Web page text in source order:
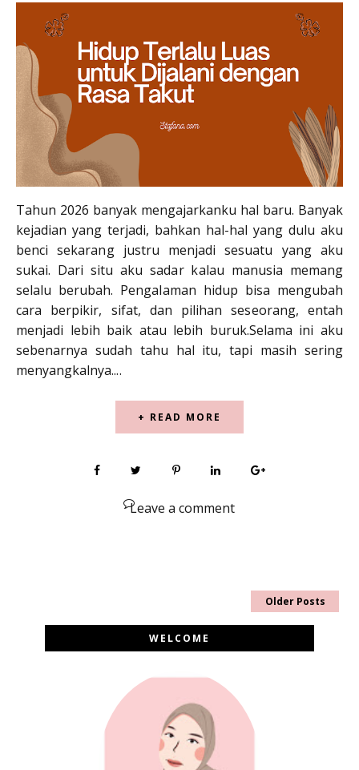
Tahun 2026 banyak mengajarkanku hal baru. Banyak
kejadian yang terjadi, bahkan hal-hal yang dulu aku
benci sekarang justru menjadi sesuatu yang aku
sukai. Dari situ aku sadar kalau manusia memang
selalu berubah. Pengalaman hidup bisa mengubah
cara berpikir, sifat, dan pilihan seseorang, entah
menjadi lebih baik atau lebih buruk.Selama ini aku
sebenarnya sudah tahu hal itu, tapi masih sering
menyangkalnya....
+ READ MORE
Leave a comment
Older Posts
WELCOME